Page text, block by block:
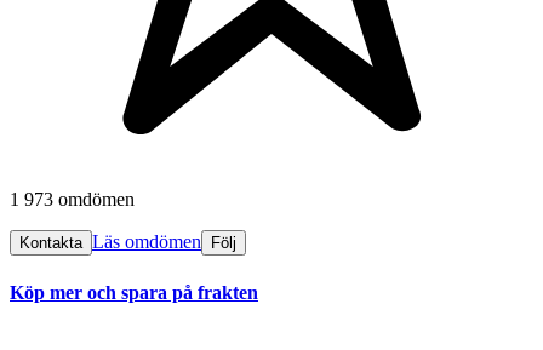
1 973 omdömen
Kontakta Läs omdömen Följ
Köp mer och spara på frakten